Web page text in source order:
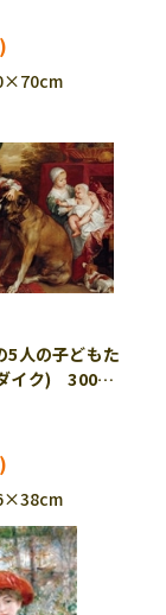
5人の子どもた
イク) 300ピ